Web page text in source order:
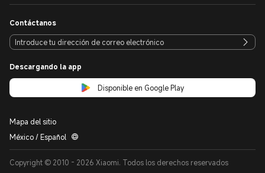
Contáctanos
Descargando la app
Disponible en Google Play
Mapa del sitio
México / Español
Copyright © 2010 - 2026 Xiaomi. Todos los derechos reservados